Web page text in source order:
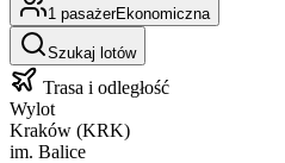
1 pasażerEkonomiczna
Szukaj lotów
Trasa i odległość
Wylot
Kraków (KRK)
im. Balice